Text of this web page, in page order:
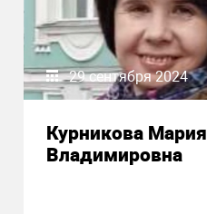
29 сентября 2024
Курникова Мария
Владимировна